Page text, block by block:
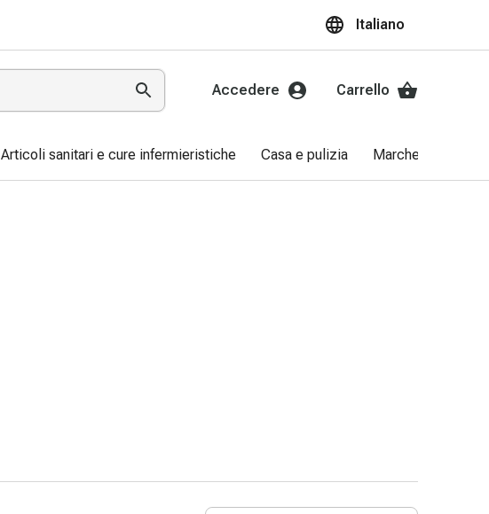
Italiano
Accedere Carrello
Articoli sanitari e cure infermieristiche Casa e pulizia Marche